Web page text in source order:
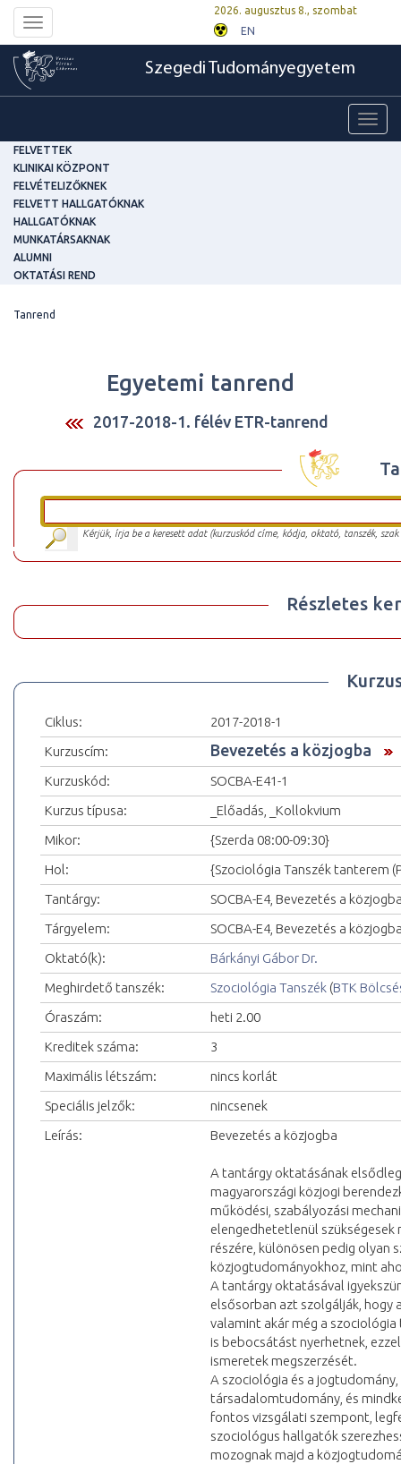
Toggle
navigation
2026. augusztus 8., szombat
EN
Szegedi Tudományegyetem
FELVETTEK
KLINIKAI KÖZPONT
FELVÉTELIZŐKNEK
FELVETT HALLGATÓKNAK
HALLGATÓKNAK
MUNKATÁRSAKNAK
ALUMNI
OKTATÁSI REND
Tanrend
Egyetemi tanrend
2017-2018-1. félév ETR-tanrend
Kérjük, írja be a keresett adat (kurzuskód címe, kódja, oktató, tanszék,
Részletes
Ciklus:
2017-2018-1
Kurzuscím:
Bevezetés a közjogba
Kurzuskód:
SOCBA-E41-1
Kurzus típusa:
_Előadás, _Kollokvium
Mikor:
{Szerda 08:00-09:30}
Hol:
{Szociológia Tanszék tanterem
Tantárgy:
SOCBA-E4, Bevezetés a
Tárgyelem:
SOCBA-E4, Bevezetés a
Oktató(k):
Bárkányi Gábor Dr.
Meghirdető tanszék:
Szociológia Tanszék (BTK
Óraszám:
heti 2.00
Kreditek száma:
3
Maximális létszám:
nincs korlát
Speciális jelzők:
nincsenek
Leírás:
Bevezetés a közjogba
A tantárgy oktatásának
magyarországi közjogi
működési, szabályozási
elengedhetetlenül
részére, különösen pedig olyan
közjogtudományokhoz, mint
A tantárgy oktatásával
elsősorban azt szolgálják,
valamint akár még a
is bebocsátást nyerhetnek,
ismeretek megszerzését.
A szociológia és a
társadalomtudomány, és
fontos vizsgálati szempont,
szociológus hallgatók
mozognak majd a